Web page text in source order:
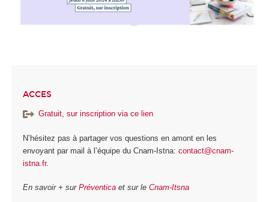
ACCES
Gratuit, sur inscription via ce lien
N’hésitez pas à partager vos questions en amont en les
envoyant par mail à l’équipe du Cnam-Istna: contact@cnam-
istna.fr.
En savoir + sur Préventica et sur le Cnam-Itsna